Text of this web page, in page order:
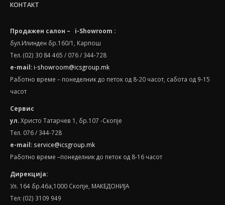
КОНТАКТ
Продажен салон – i-Showroom :
бул.Илинден бр.160/1, Карпош
Тел. (02) 30 84 465 / 076 / 344-728
e-mail: i-showroom@icsgroup.mk
Работно време – понеделник до петок од 8-20 часот, сабота oд 9-15
часот
Сервис
ул.Христо Татарчев 1, бр.107 -Скопје
Тел. 076 / 344-728
e-mail: service@icsgroup.mk
Работно време –понеделник до петок од 8-16 часот
Дирекција:
Ул. 164 бр.46а,1000 Скопје, МАКЕДОНИЈА
Тел: (02) 3109 949